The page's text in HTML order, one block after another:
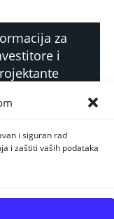
i siguran rad
i zaštiti vaših podataka
za
i
i planski